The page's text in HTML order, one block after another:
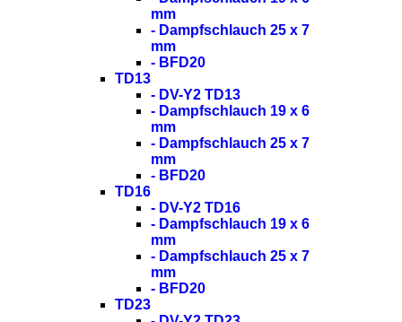
mm
- Dampfschlauch 25 x 7
mm
- BFD20
TD13
- DV-Y2 TD13
- Dampfschlauch 19 x 6
mm
- Dampfschlauch 25 x 7
mm
- BFD20
TD16
- DV-Y2 TD16
- Dampfschlauch 19 x 6
mm
- Dampfschlauch 25 x 7
mm
- BFD20
TD23